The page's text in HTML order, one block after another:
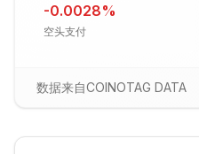
-0.0028%
空头支付
数据来自COINOTAG DATA